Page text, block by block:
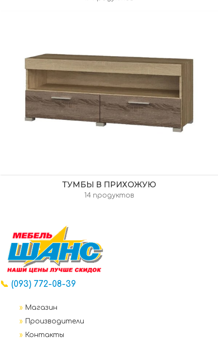
ТУМБЫ В ПРИХОЖУЮ
14 продуктов
📞 (093) 772-08-39
» Магазин
»
Производители
» Контакты